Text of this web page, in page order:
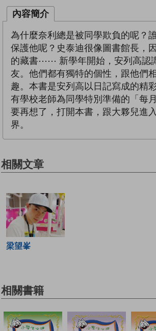
內容簡介
為什麼奈利總是被同學欺負的呢？
保護他呢？史泰迪很像圖書館長，
的藏書⋯⋯ 新學年開始，安列高認
友。他們都有獨特的個性，跟他們
趣。本書是安列高以日記寫成的精
有學校老師為同學特別準備的「
要再想了，打開本書，跟大夥兒進
界。
相關文章
梁望峯
相關書籍